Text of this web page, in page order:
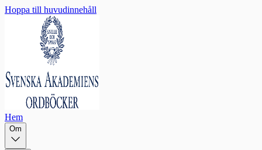
Hoppa till huvudinnehåll
Hem
Om